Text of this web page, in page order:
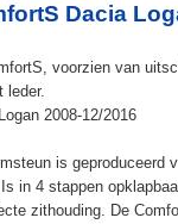
Dacia
voorzien van
leder.
2008-12/2016
is geproduceerd
in 4 stappen
zithouding. De